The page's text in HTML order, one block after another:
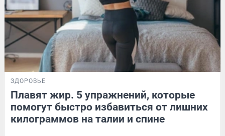
ЗДОРОВЬЕ
Плавят жир. 5 упражнений, которые
помогут быстро избавиться от лишних
килограммов на талии и спине